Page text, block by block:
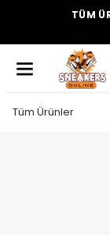
TÜM
Tüm Ürünler